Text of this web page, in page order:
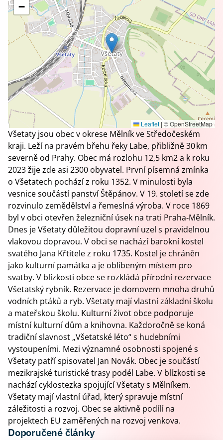
−
Leaflet | © OpenStreetMap
Všetaty jsou obec v okrese Mělník ve Středočeském
kraji. Leží na pravém břehu řeky Labe, přibližně 30 km
severně od Prahy. Obec má rozlohu 12,5 km2 a k roku
2023 žije zde asi 2300 obyvatel. První písemná zmínka
o Všetatech pochází z roku 1352. V minulosti byla
vesnice součástí panství Štěpánov. V 19. století se zde
rozvinulo zemědělství a řemeslná výroba. V roce 1869
byl v obci otevřen železniční úsek na trati Praha‑Mělník.
Dnes je Všetaty důležitou dopravní uzel s pravidelnou
vlakovou dopravou. V obci se nachází barokní kostel
svatého Jana Křtitele z roku 1735. Kostel je chráněn
jako kulturní památka a je oblíbeným místem pro
svatby. V blízkosti obce se rozkládá přírodní rezervace
Všetatský rybník. Rezervace je domovem mnoha druhů
vodních ptáků a ryb. Všetaty mají vlastní základní školu
a mateřskou školu. Kulturní život obce podporuje
místní kulturní dům a knihovna. Každoročně se koná
tradiční slavnost „Všetatské léto“ s hudebními
vystoupeními. Mezi významné osobnosti spojené s
Všetaty patří spisovatel Jan Novák. Obec je součástí
mezikrajské turistické trasy podél Labe. V blízkosti se
nachází cyklostezka spojující Všetaty s Mělníkem.
Všetaty mají vlastní úřad, který spravuje místní
záležitosti a rozvoj. Obec se aktivně podílí na
projektech EU zaměřených na rozvoj venkova.
Doporučené články